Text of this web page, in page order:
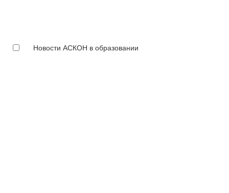
Новости АСКОН в образовании